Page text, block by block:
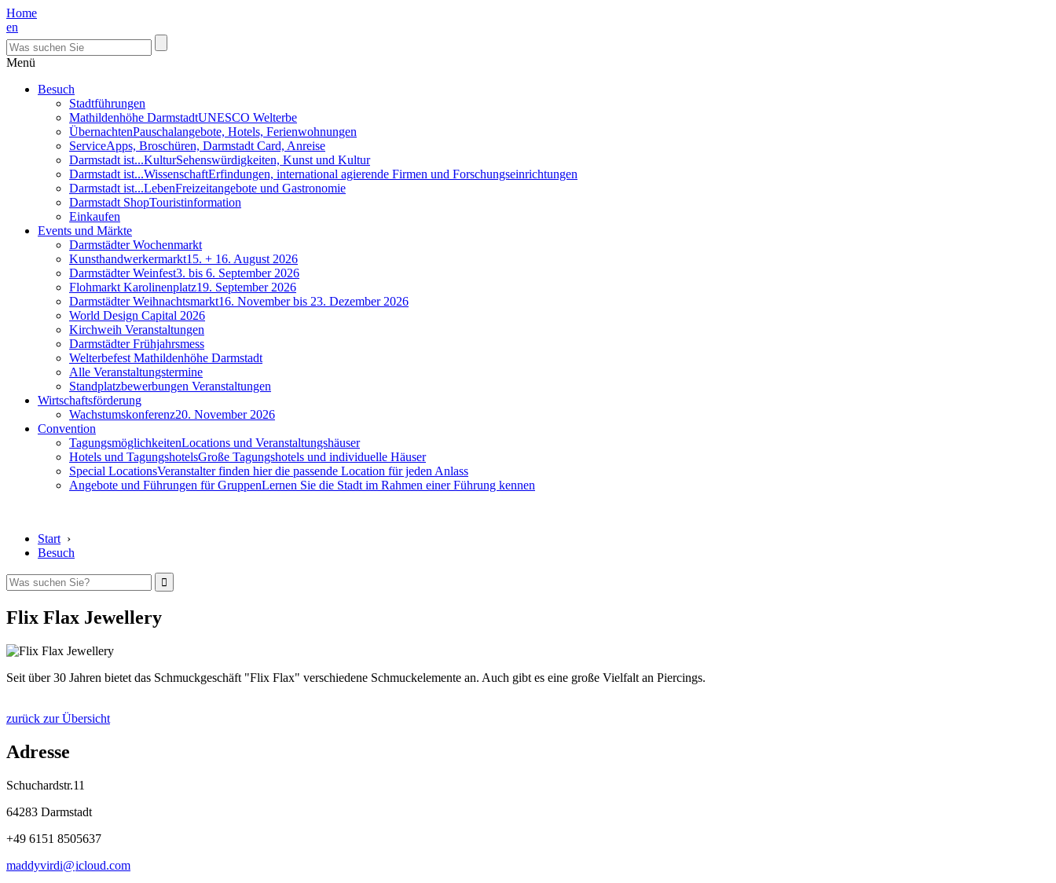
Home
en
Menü
Besuch
Stadtführungen
Mathildenhöhe DarmstadtUNESCO Welterbe
ÜbernachtenPauschalangebote, Hotels, Ferienwohnungen
ServiceApps, Broschüren, Darmstadt Card, Anreise
Darmstadt ist...KulturSehenswürdigkeiten, Kunst und Kultur
Darmstadt ist...WissenschaftErfindungen, international agierende Firmen und Forschungseinrichtungen
Darmstadt ist...LebenFreizeitangebote und Gastronomie
Darmstadt ShopTouristinformation
Einkaufen
Events und Märkte
Darmstädter Wochenmarkt
Kunsthandwerkermarkt15. + 16. August 2026
Darmstädter Weinfest3. bis 6. September 2026
Flohmarkt Karolinenplatz19. September 2026
Darmstädter Weihnachtsmarkt16. November bis 23. Dezember 2026
World Design Capital 2026
Kirchweih Veranstaltungen
Darmstädter Frühjahrsmess
Welterbefest Mathildenhöhe Darmstadt
Alle Veranstaltungstermine
Standplatzbewerbungen Veranstaltungen
Wirtschaftsförderung
Wachstumskonferenz20. November 2026
Convention
TagungsmöglichkeitenLocations und Veranstaltungshäuser
Hotels und TagungshotelsGroße Tagungshotels und individuelle Häuser
Special LocationsVeranstalter finden hier die passende Location für jeden Anlass
Angebote und Führungen für GruppenLernen Sie die Stadt im Rahmen einer Führung kennen
Start ›
Besuch
Flix Flax Jewellery
Seit über 30 Jahren bietet das Schmuckgeschäft "Flix Flax" verschiedene Schmuckelemente an. Auch gibt es eine große Vielfalt an Piercings.
zurück zur Übersicht
Adresse
Schuchardstr.11
64283 Darmstadt
+49 6151 8505637
maddyvirdi@icloud.com